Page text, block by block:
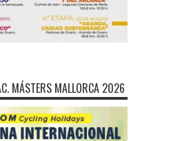
MÁSTERS MALLORCA 2026